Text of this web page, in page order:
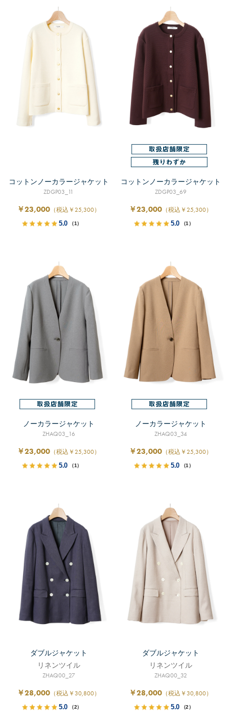
コットンノーカラージャケット
ZDGP03_11
￥23,000 （税込￥25,300）
5.0 （1）
コットンノーカラージャケット
ZDGP03_69
￥23,000 （税込￥25,300）
5.0 （1）
ノーカラージャケット
ZHAQ03_16
￥23,000 （税込￥25,300）
5.0 （1）
ノーカラージャケット
ZHAQ03_34
￥23,000 （税込￥25,300）
5.0 （1）
ダブルジャケット
リネンツイル
ZHAQ00_27
￥28,000 （税込￥30,800）
5.0 （2）
ダブルジャケット
リネンツイル
ZHAQ00_32
￥28,000 （税込￥30,800）
5.0 （2）